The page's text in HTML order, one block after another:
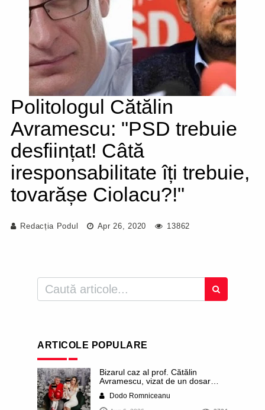
Politologul Cătălin
Avramescu: "PSD trebuie
desființat! Câtă
iresponsabilitate îți trebuie,
tovarășe Ciolacu?!"
Redacția Podul Apr 26, 2020 13862
ARTICOLE POPULARE
Bizarul caz al prof. Cătălin
Avramescu, vizat de un dosar
infantilă”. Miroase a execuție
stalinistă. Cea mai imundă parte a
Dodo Romniceanu